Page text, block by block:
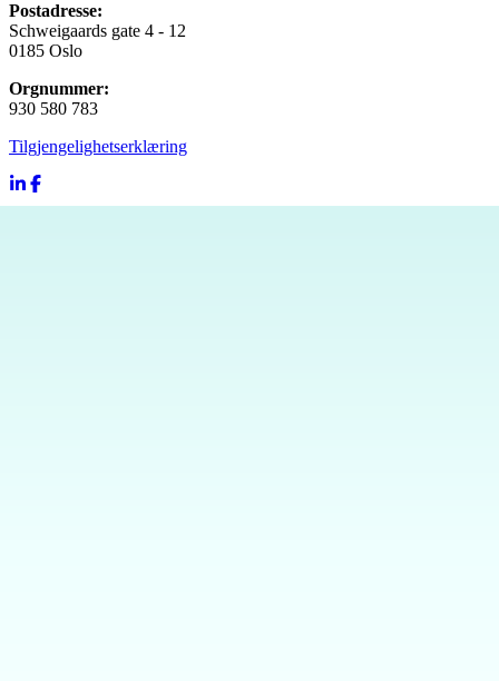
Postadresse:
Schweigaards gate 4 - 12
0185 Oslo
Orgnummer:
930 580 783
Tilgjengelighetserklæring